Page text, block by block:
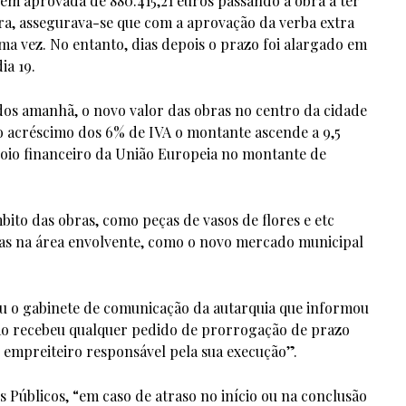
assegurava-se que com a aprovação da verba extra
vez. No entanto, dias depois o prazo foi alargado em
19.
amanhã, o novo valor das obras no centro da cidade
acréscimo dos 6% de IVA o montante ascende a 9,5
financeiro da União Europeia no montante de
das obras, como peças de vasos de flores e etc
na área envolvente, como o novo mercado municipal
o gabinete de comunicação da autarquia que informou
recebeu qualquer pedido de prorrogação de prazo
responsável pela sua execução”.
“em caso de atraso no início ou na conclusão